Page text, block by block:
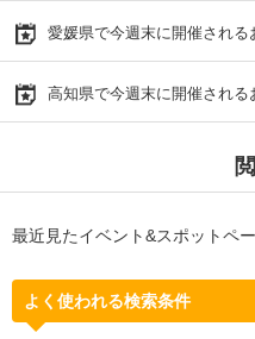
愛媛県で今週末に開催される
高知県で今週末に開催される
最近見たイベント&スポットペ
よく使われる検索条件